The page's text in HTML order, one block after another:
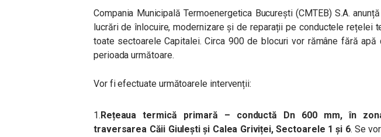
Compania Municipală Termoenergetica București (CMTEB) S.A.
lucrări de înlocuire, modernizare și de reparații pe conductele rețelei
toate sectoarele Capitalei. Circa 900 de blocuri vor rămâne fără
perioada următoare.
Vor fi efectuate următoarele intervenții:
1.Rețeaua termică primară – conductă Dn 600 mm, în
traversarea Căii Giulești și Calea Griviței, Sectoarele 1 și 6. Se